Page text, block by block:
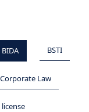
BIDA BSTI
Corporate Law
license